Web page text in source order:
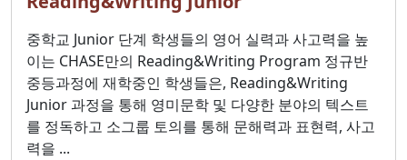
중학교 Junior 단계 학생들의 영어 실력과 사고력을 높
이는 CHASE만의 Reading&Writing Program 정규반
중등과정에 재학중인 학생들은, Reading&Writing
Junior 과정을 통해 영미문학 및 다양한 분야의 텍스트
를 정독하고 소그룹 토의를 통해 문해력과 표현력, 사고
력을 ...